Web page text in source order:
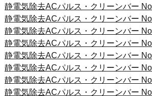
静電気除去ACパルス・クリーンバー
静電気除去ACパルス・クリーンバー
静電気除去ACパルス・クリーンバー
静電気除去ACパルス・クリーンバー
静電気除去ACパルス・クリーンバー
静電気除去ACパルス・クリーンバー
静電気除去ACパルス・クリーンバー
静電気除去ACパルス・クリーンバー